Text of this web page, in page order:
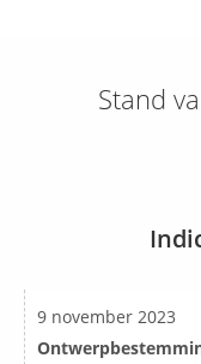
Stand
9 november 2023